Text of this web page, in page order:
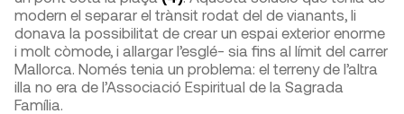
modern el separar el trànsit rodat del de vianants, li
donava la possibilitat de crear un espai exterior enorme
i molt còmode, i allargar l’esglé- sia fins al límit del carrer
Mallorca. Només tenia un problema: el terreny de l’altra
illa no era de l’Associació Espiritual de la Sagrada
Família.